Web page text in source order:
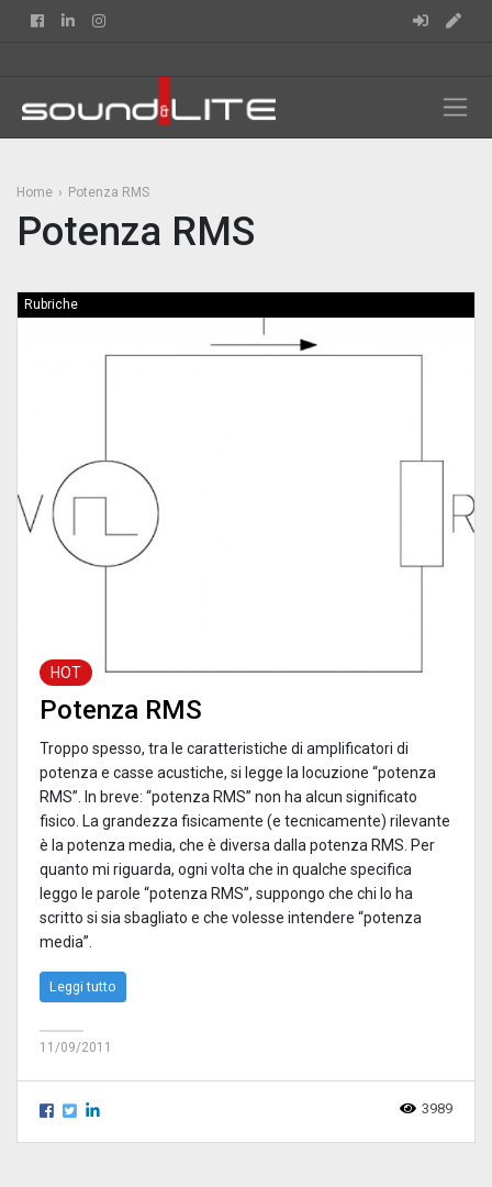
FacebookLinkedin
Home Potenza RMS
Potenza RMS
Rubriche
HOT
Potenza RMS
Troppo spesso, tra le caratteristiche di amplificatori di
potenza e casse acustiche, si legge la locuzione “potenza
RMS”. In breve: “potenza RMS” non ha alcun significato
fisico. La grandezza fisicamente (e tecnicamente) rilevante
è la potenza media, che è diversa dalla potenza RMS. Per
quanto mi riguarda, ogni volta che in qualche specifica
leggo le parole “potenza RMS”, suppongo che chi lo ha
scritto si sia sbagliato e che volesse intendere “potenza
media”.
Leggi tutto
11/09/2011
3989